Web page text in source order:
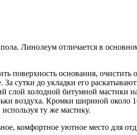
Линолеум отличается в
поверхность основания,
сутки до укладки его
слой холодной битумной мастики
воздуха. Кромки шириной около
ту же мастику.
комфортное уютное место